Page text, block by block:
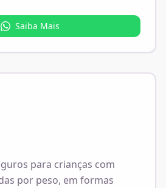
Saiba Mais
para crianças com
por peso, em formas